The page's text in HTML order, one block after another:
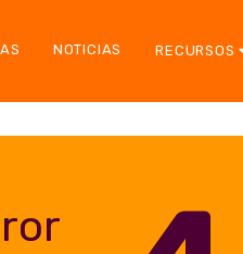
NOTICIAS RECURSOS